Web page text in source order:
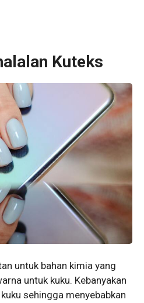
Kuteks
untuk bahan kimia yang
untuk kuku. Kebanyakan
sehingga menyebabkan